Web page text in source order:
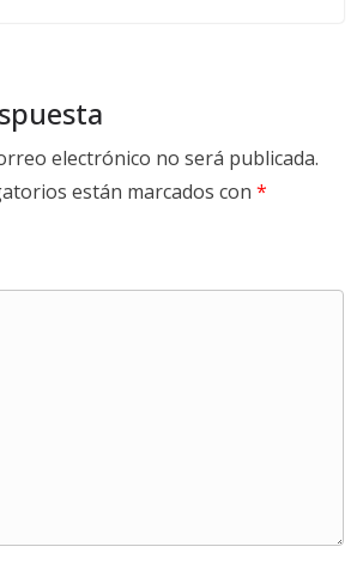
electrónico no será publicada.
están marcados con *